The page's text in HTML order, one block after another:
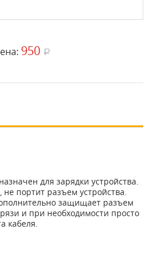
950 a
для зарядки устройства.
портит разъем устройства.
защищает разъем
и при необходимости просто
кабеля.